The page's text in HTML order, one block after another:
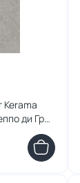
Kerama
ди Гре